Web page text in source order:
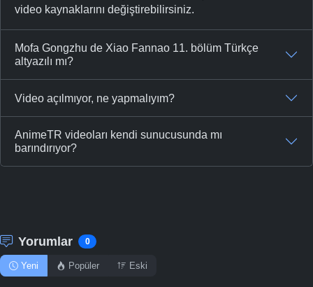
video kaynaklarını değiştirebilirsiniz.
Mofa Gongzhu de Xiao Fannao 11. bölüm Türkçe
altyazılı mı?
Video açılmıyor, ne yapmalıyım?
AnimeTR videoları kendi sunucusunda mı
barındırıyor?
Yorumlar 0
Yeni Popüler Eski